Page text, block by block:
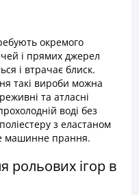
окремого
і прямих джерел
і втрачає блиск.
такі вироби можна
та атласні
воді без
з еластаном
машинне прання.
рольових ігор в